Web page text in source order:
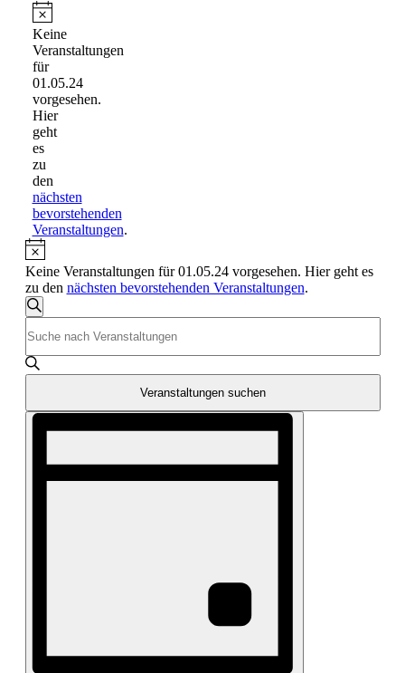
Veranstaltungen
für
01.05.24
Hinweis
Keine
Veranstaltungen
für
01.05.24
vorgesehen.
Hier
geht
es
zu
den
nächsten
bevorstehenden
Veranstaltungen.
Hinweis
Keine Veranstaltungen für 01.05.24 vorgesehen. Hier geht es
zu den nächsten bevorstehenden Veranstaltungen.
Veranstaltungen
Suche
und
Ansichten,
Navigation
Suche
Schlüsselwort
eingeben.
Suche
Veranstaltungen
Schlüsselwort.
Veranstaltungen suchen
Veranstaltung
Navigation